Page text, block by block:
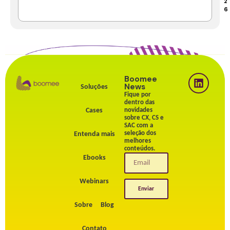
6
Soluções
Cases
Entenda mais
Ebooks
Webinars
Sobre Blog
Boomee
News
Fique por
dentro das
novidades
sobre CX, CS e
SAC com a
seleção dos
melhores
conteúdos.
Enviar